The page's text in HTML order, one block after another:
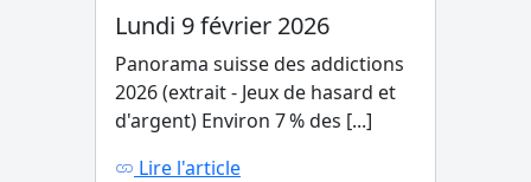
Lundi 9 février 2026
Panorama suisse des addictions
2026 (extrait - Jeux de hasard et
d'argent) Environ 7 % des [...]
Lire l'article